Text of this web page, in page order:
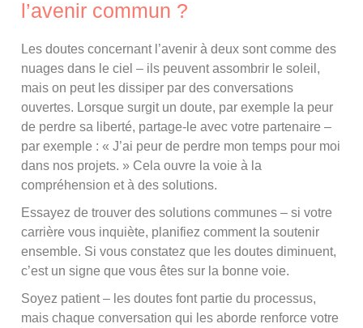
l’avenir commun ?
Les doutes concernant l’avenir à deux sont comme des
nuages dans le ciel – ils peuvent assombrir le soleil,
mais on peut les dissiper par des conversations
ouvertes. Lorsque surgit un doute, par exemple la peur
de perdre sa liberté, partage-le avec votre partenaire –
par exemple : « J’ai peur de perdre mon temps pour moi
dans nos projets. » Cela ouvre la voie à la
compréhension et à des solutions.
Essayez de trouver des solutions communes – si votre
carrière vous inquiète, planifiez comment la soutenir
ensemble. Si vous constatez que les doutes diminuent,
c’est un signe que vous êtes sur la bonne voie.
Soyez patient – les doutes font partie du processus,
mais chaque conversation qui les aborde renforce votre